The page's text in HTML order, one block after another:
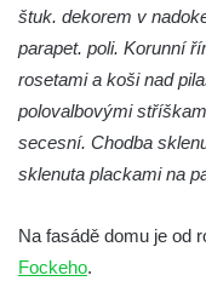
Dům čp. 10 ve
Budova základní
Dům čp. 11 v
Budova stáčírny
Chudobinec
Kamenici
štuk. dekorem v
parapet. poli. Korunní
rosetami a koši nad
polovalbovými
secesní. Chodba
sklenuta plackami na
Na fasádě domu je od
Fockeho.